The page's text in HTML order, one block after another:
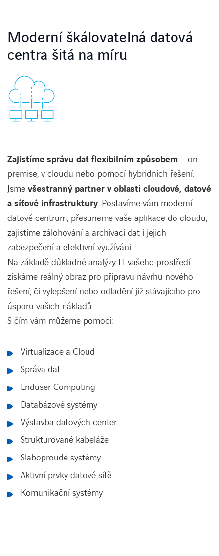
KONTAKT
Vstup pro zákazníky
Požadavek na HW servis
Moderní škálovatelná datová
centra šitá na míru
Zajistíme správu dat flexibilním způsobem – on-
premise, v cloudu nebo pomocí hybridních řešení.
Jsme všestranný partner v oblasti cloudové, datové
a síťové infrastruktury. Postavíme vám moderní
datové centrum, přesuneme vaše aplikace do cloudu,
zajistíme zálohování a archivaci dat i jejich
zabezpečení a efektivní využívání.
Na základě důkladné analýzy IT vašeho prostředí
získáme reálný obraz pro přípravu návrhu nového
řešení, či vylepšení nebo odladění již stávajícího pro
úsporu vašich nákladů.
S čím vám můžeme pomoci:
Virtualizace a Cloud
Správa dat
Enduser Computing
Databázové systémy
Výstavba datových center
Strukturované kabeláže
Slaboproudé systémy
Aktivní prvky datové sítě
Komunikační systémy